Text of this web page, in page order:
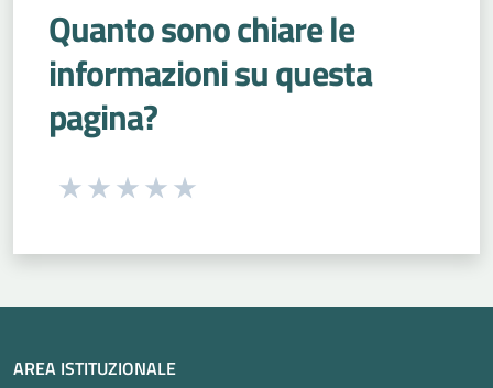
Quanto sono chiare le
informazioni su questa
pagina?
Seleziona una valutazione da 1 a 5 stelle
AREA ISTITUZIONALE